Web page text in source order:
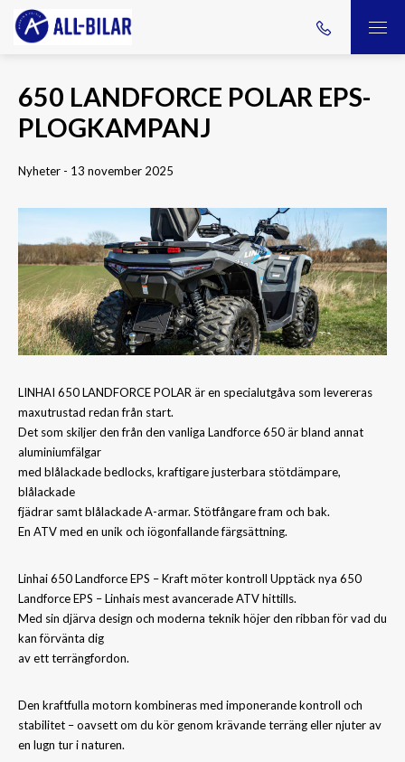
650 LANDFORCE POLAR EPS-
PLOGKAMPANJ
Nyheter - 13 november 2025
LINHAI 650 LANDFORCE POLAR är en specialutgåva som levereras
maxutrustad redan från start.
Det som skiljer den från den vanliga Landforce 650 är bland annat
aluminiumfälgar
med blålackade bedlocks, kraftigare justerbara stötdämpare,
blålackade
fjädrar samt blålackade A-armar. Stötfångare fram och bak.
En ATV med en unik och iögonfallande färgsättning.
Linhai 650 Landforce EPS – Kraft möter kontroll Upptäck nya 650
Landforce EPS – Linhais mest avancerade ATV hittills.
Med sin djärva design och moderna teknik höjer den ribban för vad du
kan förvänta dig
av ett terrängfordon.
Den kraftfulla motorn kombineras med imponerande kontroll och
stabilitet – oavsett om du kör genom krävande terräng eller njuter av
en lugn tur i naturen.